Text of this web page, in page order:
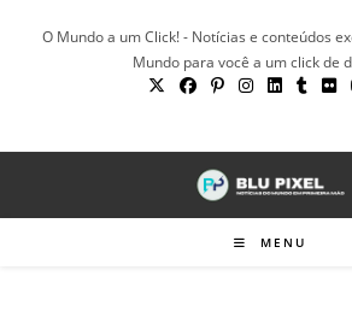
O Mundo a um Click! - Notícias e conteúdos
Mundo para você a um click de
MENU